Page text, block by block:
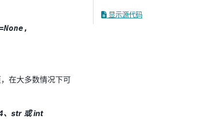
,
在大多数情况下可
str 或 int
显示源代码